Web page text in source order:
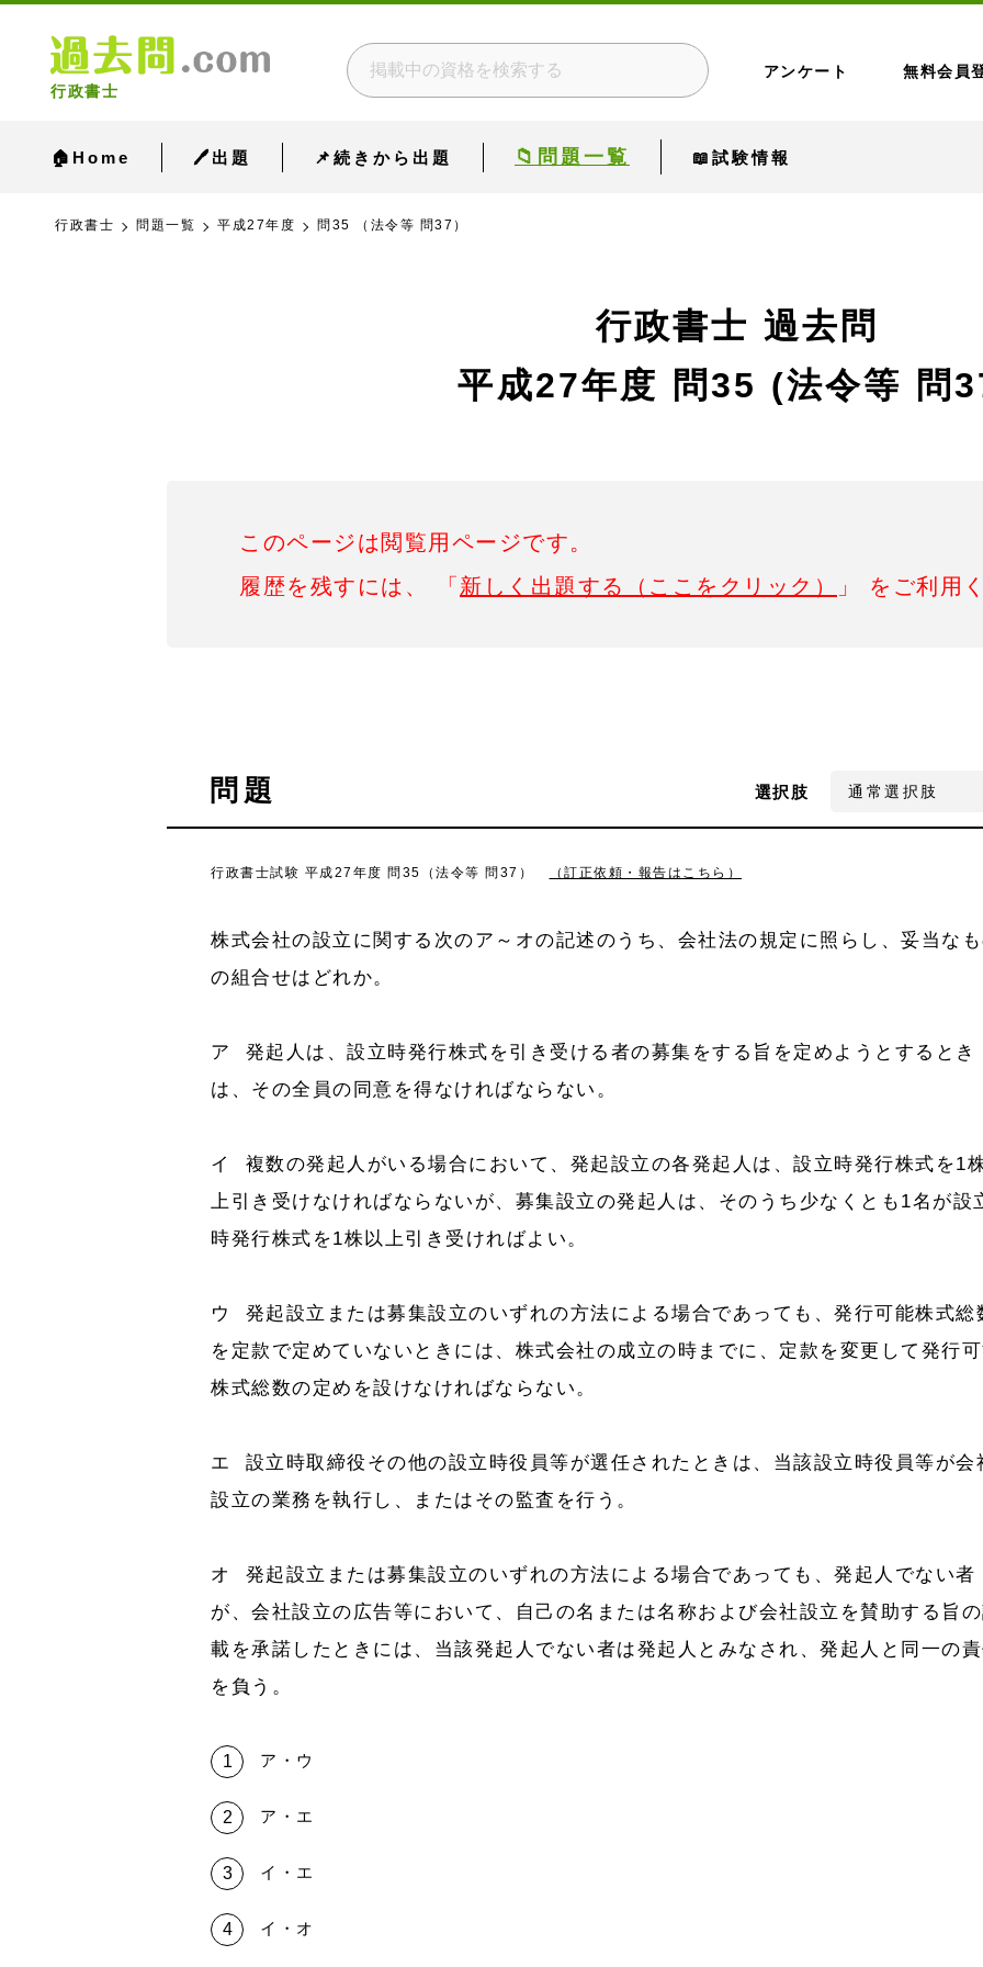
行政書士
アンケート 無料会員
🏠Home 🖊出題 📌続きから出題 📁問題一覧 📖試験情報
行政書士 問題一覧 平成27年度 問35 （法令等 問37）
行政書士 過去問
平成27年度 問35 (法令等 問
このページは閲覧用ページです。
履歴を残すには、 「 新しく出題する（ここをクリック） 」 をご利用
問題 選択肢
行政書士試験 平成27年度 問35（法令等 問37） （訂正依頼・報告はこちら）
株式会社の設立に関する次のア～オの記述のうち、会社法の規定に照らし、妥当な
の組合せはどれか。
ア 発起人は、設立時発行株式を引き受ける者の募集をする旨を定めようとするとき
は、その全員の同意を得なければならない。
イ 複数の発起人がいる場合において、発起設立の各発起人は、設立時発行株式を1
上引き受けなければならないが、募集設立の発起人は、そのうち少なくとも1名が設
時発行株式を1株以上引き受ければよい。
ウ 発起設立または募集設立のいずれの方法による場合であっても、発行可能株式総
を定款で定めていないときには、株式会社の成立の時までに、定款を変更して発行
株式総数の定めを設けなければならない。
エ 設立時取締役その他の設立時役員等が選任されたときは、当該設立時役員等が会
設立の業務を執行し、またはその監査を行う。
オ 発起設立または募集設立のいずれの方法による場合であっても、発起人でない者
が、会社設立の広告等において、自己の名または名称および会社設立を賛助する旨
載を承諾したときには、当該発起人でない者は発起人とみなされ、発起人と同一の
を負う。
ア・ウ
ア・エ
イ・エ
イ・オ